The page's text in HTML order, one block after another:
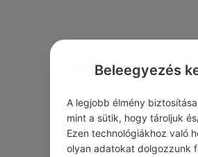
Beleegyezés
A legjobb élmény
mint a sütik, hogy tároljuk
Ezen technológiákhoz való
olyan adatokat dolgozzunk